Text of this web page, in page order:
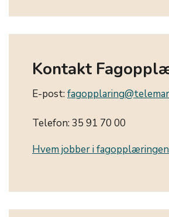
Kontakt
E-post:
Telefon: 35 91 70 00
Hvem jobber i